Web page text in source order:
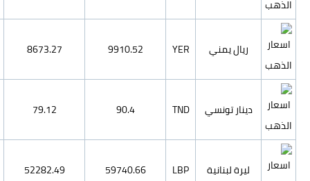
9910.52
8673.27
7433.51
308285.83
90.4
79.12
67.81
2812.13
59740.66
52282.49
44809.26
1858348.71